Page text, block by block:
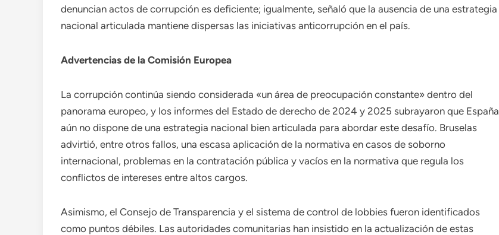
denuncian actos de corrupción es deficiente; igualmente, señaló que la ausencia de una estrategia
nacional articulada mantiene dispersas las iniciativas anticorrupción en el país.
Advertencias de la Comisión Europea
La corrupción continúa siendo considerada «un área de preocupación constante» dentro del
panorama europeo, y los informes del Estado de derecho de 2024 y 2025 subrayaron que España
aún no dispone de una estrategia nacional bien articulada para abordar este desafío. Bruselas
advirtió, entre otros fallos, una escasa aplicación de la normativa en casos de soborno
internacional, problemas en la contratación pública y vacíos en la normativa que regula los
conflictos de intereses entre altos cargos.
Asimismo, el Consejo de Transparencia y el sistema de control de lobbies fueron identificados
como puntos débiles. Las autoridades comunitarias han insistido en la actualización de estas